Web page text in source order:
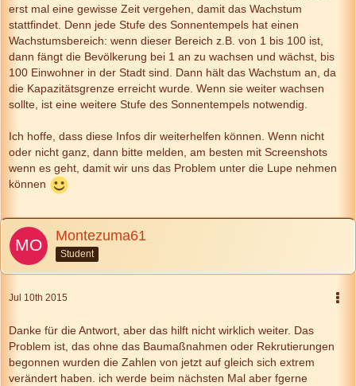
erst mal eine gewisse Zeit vergehen, damit das Wachstum
stattfindet. Denn jede Stufe des Sonnentempels hat einen
Wachstumsbereich: wenn dieser Bereich z.B. von 1 bis 100 ist,
dann fängt die Bevölkerung bei 1 an zu wachsen und wächst, bis
100 Einwohner in der Stadt sind. Dann hält das Wachstum an, da
die Kapazitätsgrenze erreicht wurde. Wenn sie weiter wachsen
sollte, ist eine weitere Stufe des Sonnentempels notwendig.
Ich hoffe, dass diese Infos dir weiterhelfen können. Wenn nicht
oder nicht ganz, dann bitte melden, am besten mit Screenshots
wenn es geht, damit wir uns das Problem unter die Lupe nehmen
können
Montezuma61
Student
Jul 10th 2015
Danke für die Antwort, aber das hilft nicht wirklich weiter. Das
Problem ist, das ohne das Baumaßnahmen oder Rekrutierungen
begonnen wurden die Zahlen von jetzt auf gleich sich extrem
verändert haben. ich werde beim nächsten Mal aber fgerne